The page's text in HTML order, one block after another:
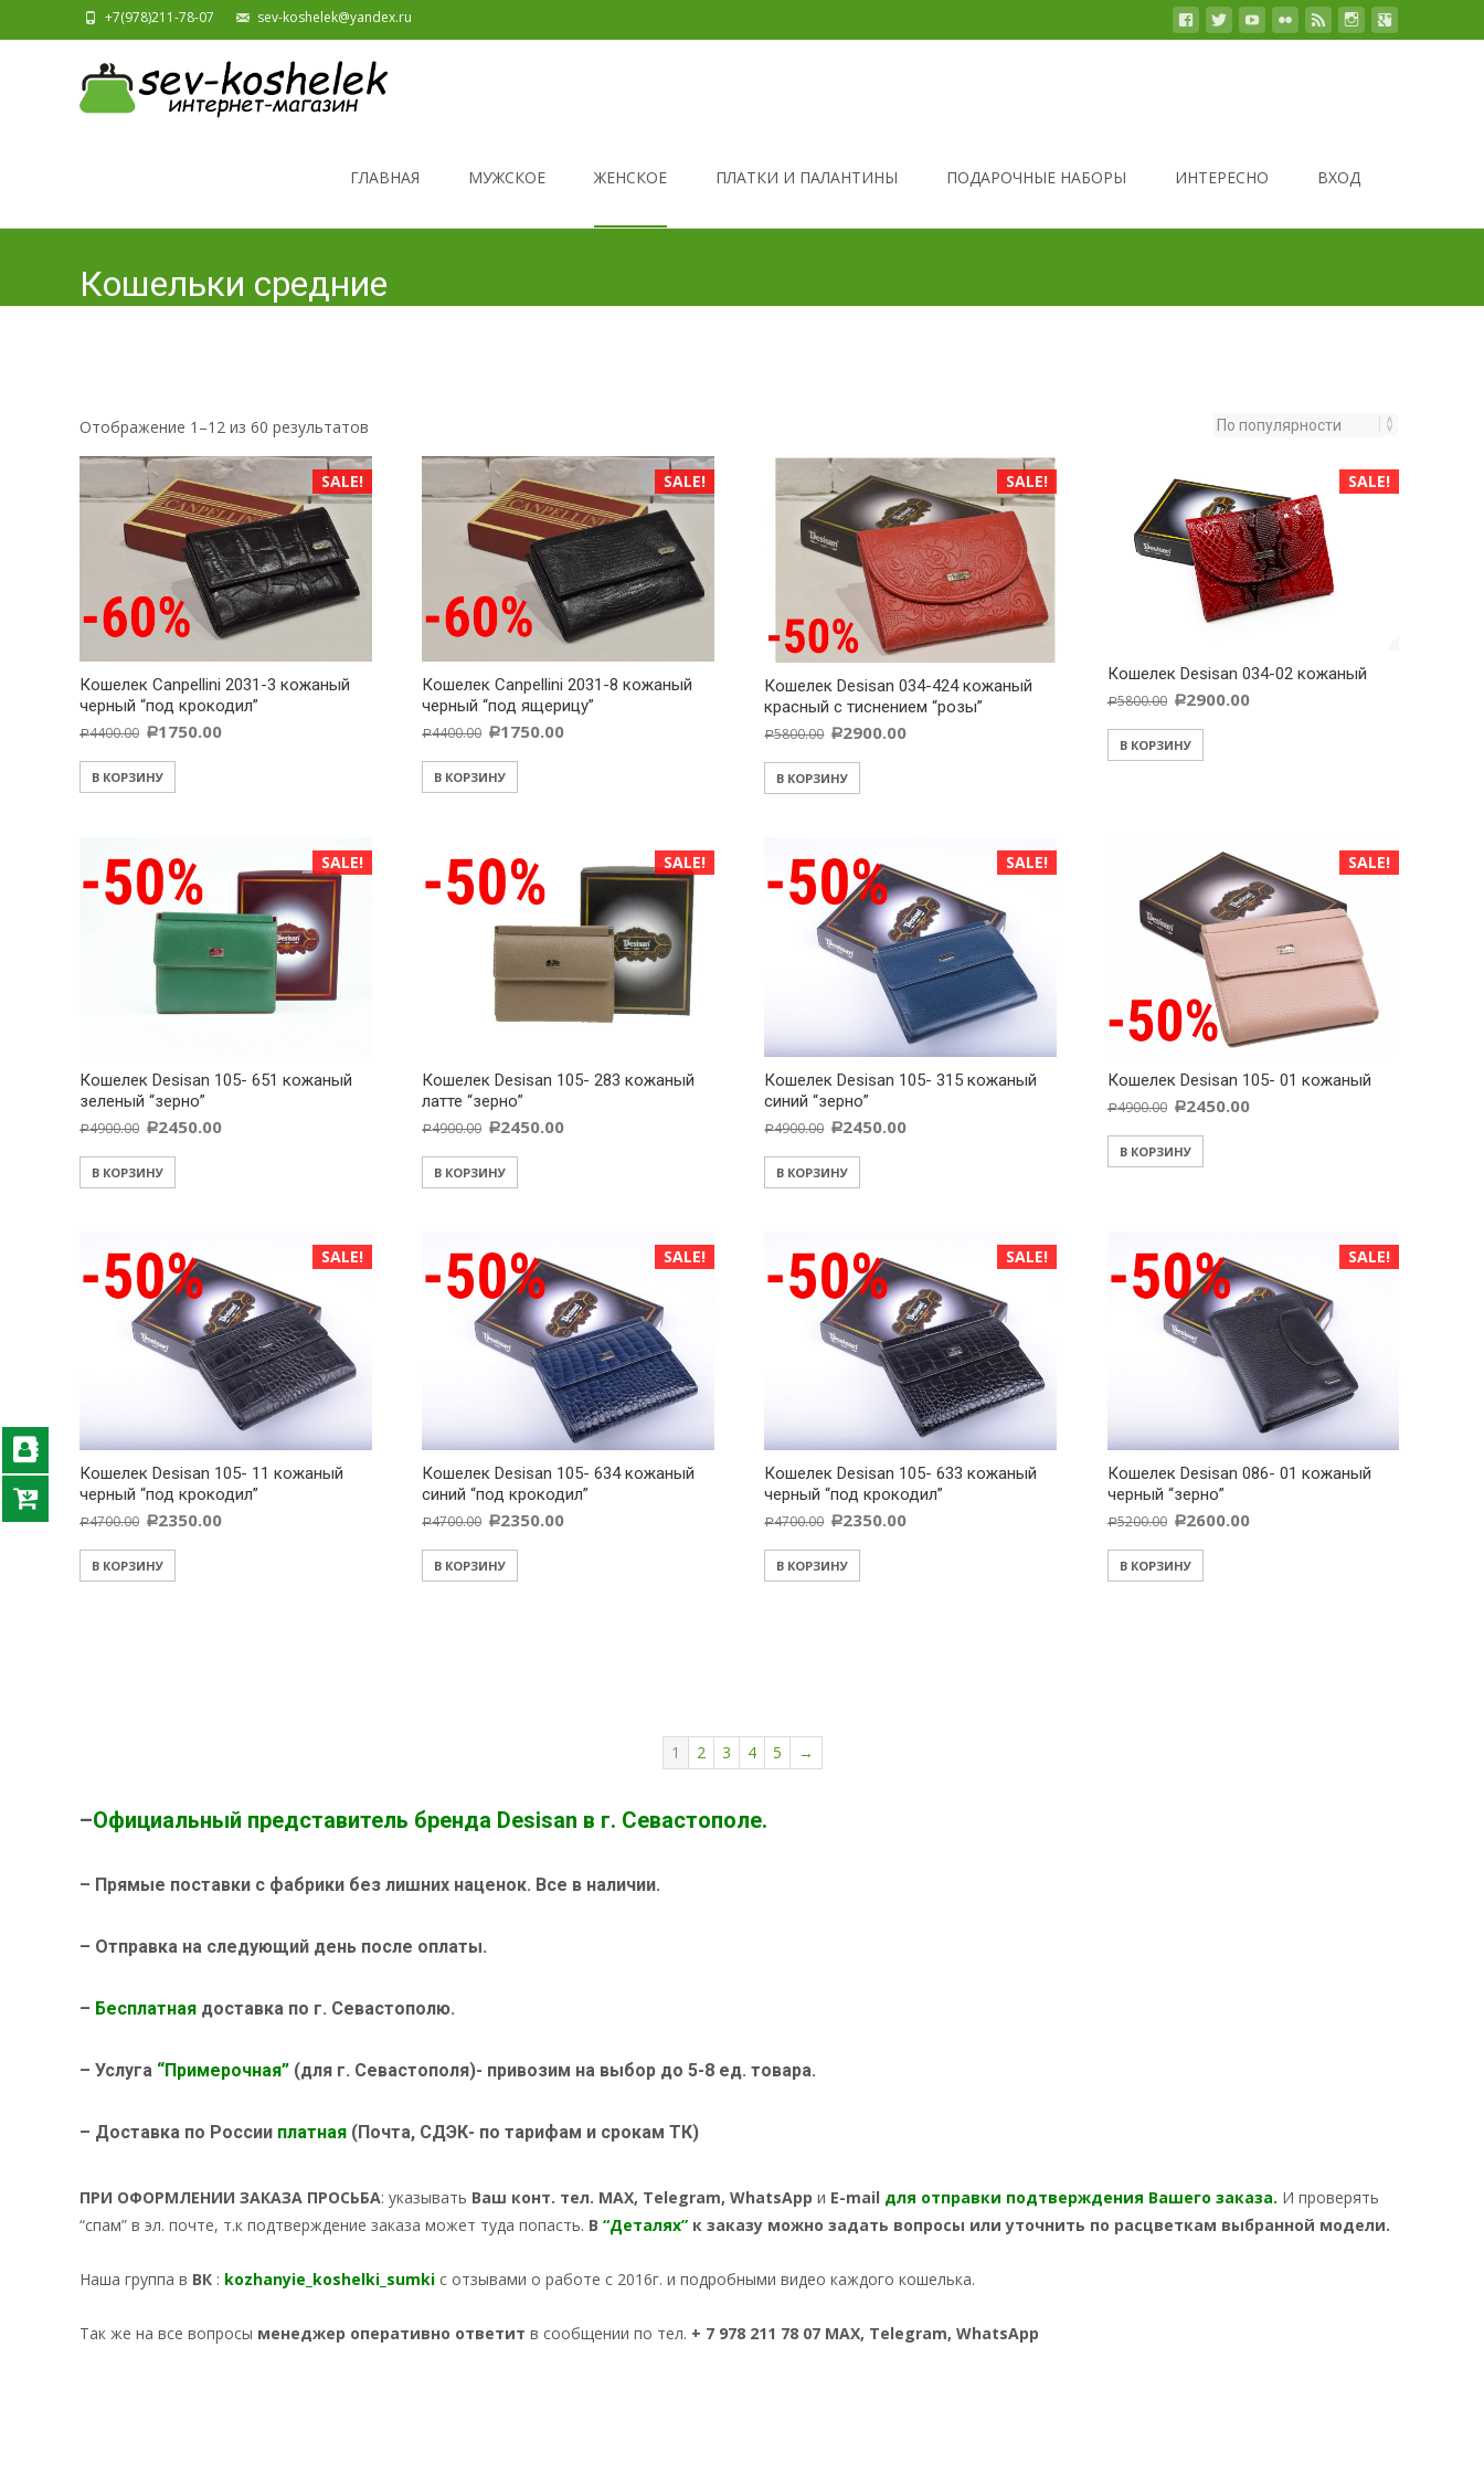
+7(978)211-78-07 sev-koshelek@yandex.ru
ГЛАВНАЯ
МУЖСКОЕ ЖЕНСКОЕ ПЛАТКИ И ПАЛАНТИНЫ ПОДАРОЧНЫЕ НАБОРЫ ИНТЕРЕСНО ВХОД
Кошельки средние
Отображение 1–12 из 60 результатов
SALE!
Кошелек Canpellini 2031-3 кожаный
черный “под крокодил”
Р4400.00 Р1750.00
В КОРЗИНУ
SALE!
Кошелек Canpellini 2031-8 кожаный
черный “под ящерицу”
Р4400.00 Р1750.00
В КОРЗИНУ
SALE!
Кошелек Desisan 034-424 кожаный
красный с тиснением “розы”
Р5800.00 Р2900.00
В КОРЗИНУ
SALE!
Кошелек Desisan 034-02 кожаный
Р5800.00 Р2900.00
В КОРЗИНУ
SALE!
Кошелек Desisan 105- 651 кожаный
зеленый “зерно”
Р4900.00 Р2450.00
В КОРЗИНУ
SALE!
Кошелек Desisan 105- 283 кожаный
латте “зерно”
Р4900.00 Р2450.00
В КОРЗИНУ
SALE!
Кошелек Desisan 105- 315 кожаный
синий “зерно”
Р4900.00 Р2450.00
В КОРЗИНУ
SALE!
Кошелек Desisan 105- 01 кожаный
Р4900.00 Р2450.00
В КОРЗИНУ
SALE!
Кошелек Desisan 105- 11 кожаный
черный “под крокодил”
Р4700.00 Р2350.00
В КОРЗИНУ
SALE!
Кошелек Desisan 105- 634 кожаный
синий “под крокодил”
Р4700.00 Р2350.00
В КОРЗИНУ
SALE!
Кошелек Desisan 105- 633 кожаный
черный “под крокодил”
Р4700.00 Р2350.00
В КОРЗИНУ
SALE!
Кошелек Desisan 086- 01 кожаный
черный “зерно”
Р5200.00 Р2600.00
В КОРЗИНУ
1 2 3 4 5 →
–Официальный представитель бренда Desisan в г. Севастополе.
– Прямые поставки с фабрики без лишних наценок. Все в наличии.
– Отправка на следующий день после оплаты.
– Бесплатная доставка по г. Севастополю.
– Услуга “Примерочная” (для г. Севастополя)- привозим на выбор до 5-8 ед. товара.
– Доставка по России платная (Почта, СДЭК- по тарифам и срокам ТК)
ПРИ ОФОРМЛЕНИИ ЗАКАЗА ПРОСЬБА: указывать Ваш конт. тел. MAX, Telegram, WhatsApp и E-mail для отправки подтверждения Вашего заказа. И проверять
“спам” в эл. почте, т.к подтверждение заказа может туда попасть. В “Деталях” к заказу можно задать вопросы или уточнить по расцветкам выбранной модели.
Наша группа в ВК : kozhanyie_koshelki_sumki с отзывами о работе с 2016г. и подробными видео каждого кошелька.
Так же на все вопросы менеджер оперативно ответит в сообщении по тел. + 7 978 211 78 07 MAX, Telegram, WhatsApp